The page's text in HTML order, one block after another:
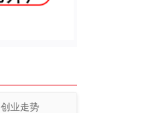
创业走势